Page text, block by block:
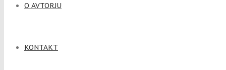
O AVTORJU
KONTAKT